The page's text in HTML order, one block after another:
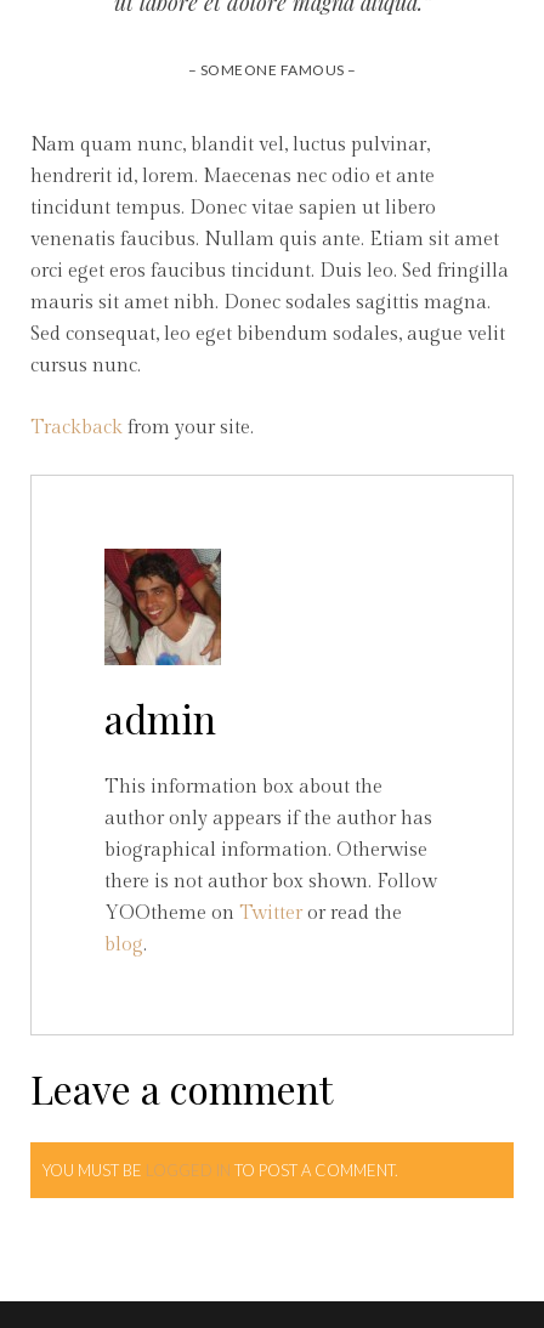
– SOMEONE FAMOUS –
Nam quam nunc, blandit vel, luctus pulvinar,
hendrerit id, lorem. Maecenas nec odio et ante
tincidunt tempus. Donec vitae sapien ut libero
venenatis faucibus. Nullam quis ante. Etiam sit amet
orci eget eros faucibus tincidunt. Duis leo. Sed fringilla
mauris sit amet nibh. Donec sodales sagittis magna.
Sed consequat, leo eget bibendum sodales, augue velit
cursus nunc.
Trackback from your site.
admin
This information box about the
author only appears if the author has
biographical information. Otherwise
there is not author box shown. Follow
YOOtheme on Twitteror read the
blog.
Leave a comment
YOU MUST BE LOGGED IN TO POST A COMMENT.